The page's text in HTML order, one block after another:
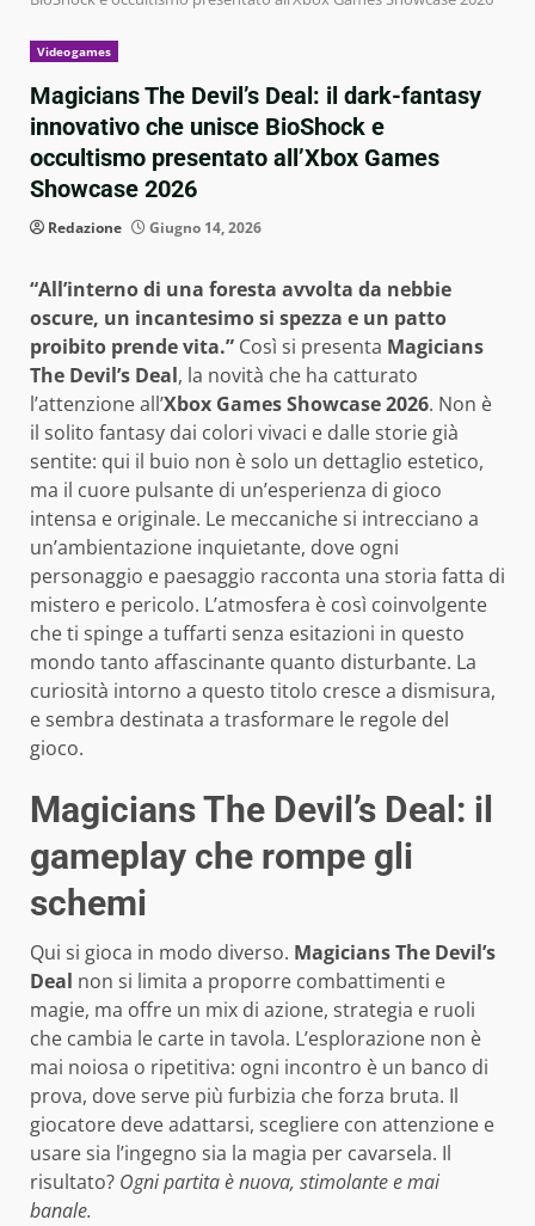
Videogames
Magicians The Devil’s Deal: il dark-fantasy
innovativo che unisce BioShock e
occultismo presentato all’Xbox Games
Showcase 2026
Redazione Giugno 14, 2026
“All’interno di una foresta avvolta da nebbie
oscure, un incantesimo si spezza e un patto
proibito prende vita.” Così si presenta Magicians
The Devil’s Deal, la novità che ha catturato
l’attenzione all’Xbox Games Showcase 2026. Non è
il solito fantasy dai colori vivaci e dalle storie già
sentite: qui il buio non è solo un dettaglio estetico,
ma il cuore pulsante di un’esperienza di gioco
intensa e originale. Le meccaniche si intrecciano a
un’ambientazione inquietante, dove ogni
personaggio e paesaggio racconta una storia fatta di
mistero e pericolo. L’atmosfera è così coinvolgente
che ti spinge a tuffarti senza esitazioni in questo
mondo tanto affascinante quanto disturbante. La
curiosità intorno a questo titolo cresce a dismisura,
e sembra destinata a trasformare le regole del
gioco.
Magicians The Devil’s Deal: il
gameplay che rompe gli
schemi
Qui si gioca in modo diverso. Magicians The Devil’s
Deal non si limita a proporre combattimenti e
magie, ma offre un mix di azione, strategia e ruoli
che cambia le carte in tavola. L’esplorazione non è
mai noiosa o ripetitiva: ogni incontro è un banco di
prova, dove serve più furbizia che forza bruta. Il
giocatore deve adattarsi, scegliere con attenzione e
usare sia l’ingegno sia la magia per cavarsela. Il
risultato? Ogni partita è nuova, stimolante e mai
banale.